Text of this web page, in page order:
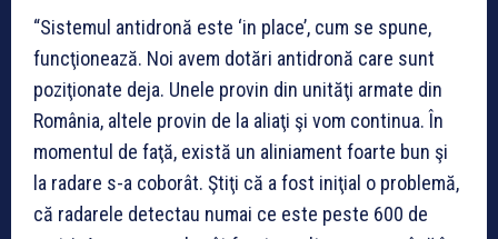
“Sistemul antidronă este ‘in place’, cum se spune,
funcţionează. Noi avem dotări antidronă care sunt
poziţionate deja. Unele provin din unităţi armate din
România, altele provin de la aliaţi şi vom continua. În
momentul de faţă, există un aliniament foarte bun şi
la radare s-a coborât. Ştiţi că a fost iniţial o problemă,
că radarele detectau numai ce este peste 600 de